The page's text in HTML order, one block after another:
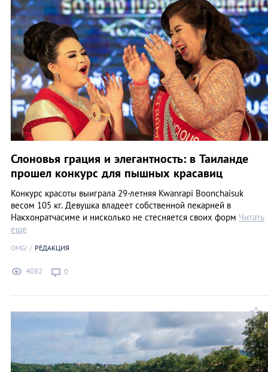
Слоновья грация и элегантность: в Таиланде
прошел конкурс для пышных красавиц
Конкурс красоты выиграла 29-летняя Kwanrapi Boonchaisuk
весом 105 кг. Девушка владеет собственной пекарней в
Накхонратчасиме и нисколько не стесняется своих форм Читать
еще
OMG! РЕДАКЦИЯ
4082 0